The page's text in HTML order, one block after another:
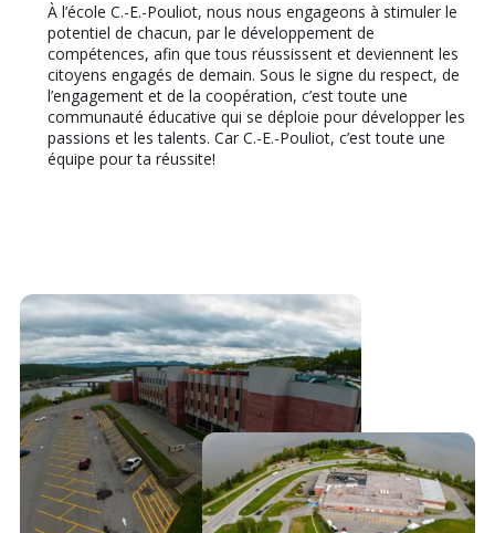
À l’école C.-E.-Pouliot, nous nous engageons à stimuler le
potentiel de chacun, par le développement de
compétences, afin que tous réussissent et deviennent les
citoyens engagés de demain. Sous le signe du respect, de
l’engagement et de la coopération, c’est toute une
communauté éducative qui se déploie pour développer les
passions et les talents. Car C.-E.-Pouliot, c’est toute une
équipe pour ta réussite!